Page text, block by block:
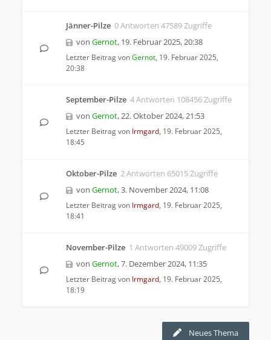
Jänner-Pilze 0 Antworten 47589 Zugriffe
von Gernot, 19. Februar 2025, 20:38
Letzter Beitrag vonGernot, 19. Februar 2025,
20:38
September-Pilze 4 Antworten 108456 Zugriffe
von Gernot,22. Oktober 2024, 21:53
Letzter Beitrag von Irmgard, 19. Februar 2025,
18:45
Oktober-Pilze 2 Antworten 65015 Zugriffe
von Gernot,3. November 2024, 11:08
Letzter Beitrag von Irmgard, 19. Februar 2025,
18:41
November-Pilze 1 Antworten 49009 Zugriffe
von Gernot,7. Dezember 2024, 11:35
Letzter Beitrag von Irmgard, 19. Februar 2025,
18:19
Neues Thema